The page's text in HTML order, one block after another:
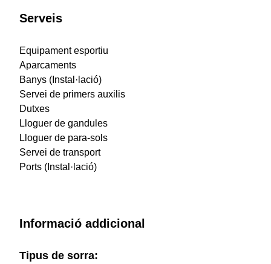
Serveis
Equipament esportiu
Aparcaments
Banys (Instal·lació)
Servei de primers auxilis
Dutxes
Lloguer de gandules
Lloguer de para-sols
Servei de transport
Ports (Instal·lació)
Informació addicional
Tipus de sorra: